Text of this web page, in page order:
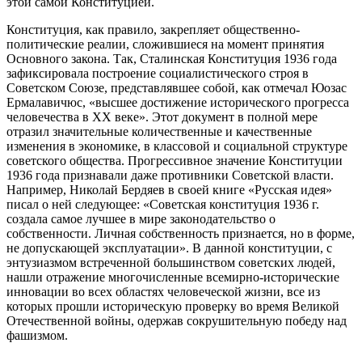
Конституция, как правило, закрепляет общественно-
политические реалии, сложившиеся на момент принятия
Основного закона. Так, Сталинская Конституция 1936 года
зафиксировала построение социалистического строя в
Советском Союзе, представлявшее собой, как отмечал Юозас
Ермалавичюс, «высшее достижение исторического прогресса
человечества в ХХ веке». Этот документ в полной мере
отразил значительные количественные и качественные
изменения в экономике, в классовой и социальной структуре
советского общества. Прогрессивное значение Конституции
1936 года признавали даже противники Советской власти.
Например, Николай Бердяев в своей книге «Русская идея»
писал о ней следующее: «Советская конституция 1936 г.
создала самое лучшее в мире законодательство о
собственности. Личная собственность признается, но в форме,
не допускающей эксплуатации». В данной конституции, с
энтузиазмом встреченной большинством советских людей,
нашли отражение многочисленные всемирно-исторические
инновации во всех областях человеческой жизни, все из
которых прошли историческую проверку во время Великой
Отечественной войны, одержав сокрушительную победу над
фашизмом.